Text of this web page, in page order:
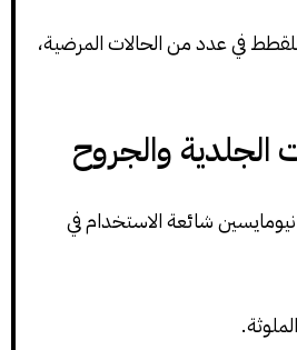
في عدد من الحالات المرضية،
الجلدية والجروح
شائعة الاستخدام في